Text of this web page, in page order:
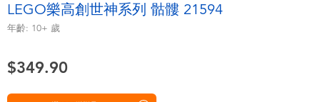
毛毛公仔玩具
夏日用品
LEGO樂高創世神系列 骷髏 21594
年齡: 10+ 歲
$349.90